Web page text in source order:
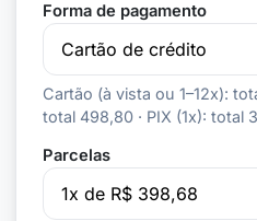
Forma de pagamento
Cartão (à vista ou 1–12x):
total 498,80 · PIX (1x): total
Parcelas